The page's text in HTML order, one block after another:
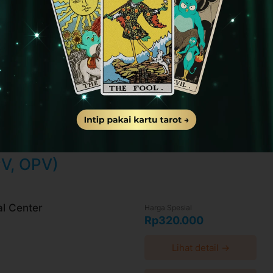
hari setelah pembayaran terkonfirmasi
24 jam sebelum waktu treatment
syarat dan kebijakandi halaman ini
waktu tanpa pemberitahuan dan berlaku
OPV)
Center Harga Spesial
Rp320.000
Lihat detail →